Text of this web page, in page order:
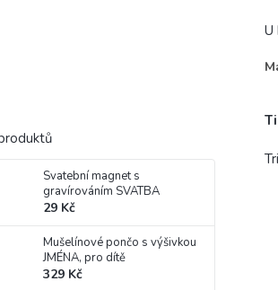
Svatební magnet s
gravírováním SVATBA
29 Kč
Mušelínové pončo s výšivkou
JMÉNA, pro dítě
329 Kč
U